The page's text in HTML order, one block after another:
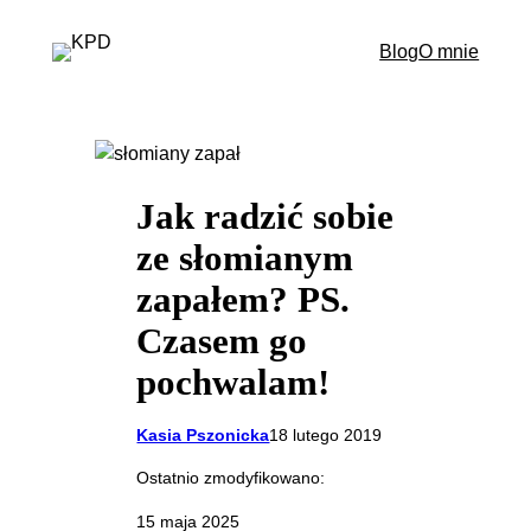
BlogO mnie
Jak radzić sobie
ze słomianym
zapałem? PS.
Czasem go
pochwalam!
Kasia Pszonicka18 lutego 2019
Ostatnio zmodyfikowano:
15 maja 2025